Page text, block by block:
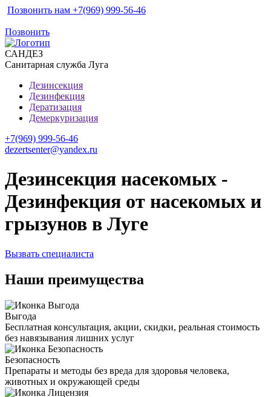
Позвонить нам +7(969) 999-56-46
Позвонить
САНДЕЗ
Санитарная служба Луга
Дезинсекция
Дезинфекция
Дератизация
Демеркуризация
+7(969) 999-56-46
dezertsenter@yandex.ru
Дезинсекция насекомых -
Дезинфекция от насекомых и
грызунов в Луге
Вызвать специалиста
Наши преимущества
Выгода
Бесплатная консультация, акции, скидки, реальная стоимость
без навязывания лишних услуг
Безопасность
Препараты и методы без вреда для здоровья человека,
животных и окружающей среды